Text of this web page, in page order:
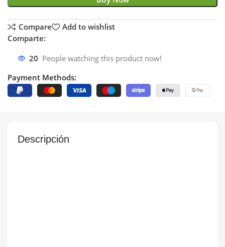
Compare
Add to wishlist
Comparte:
20 People watching this product now!
Payment Methods:
Descripción